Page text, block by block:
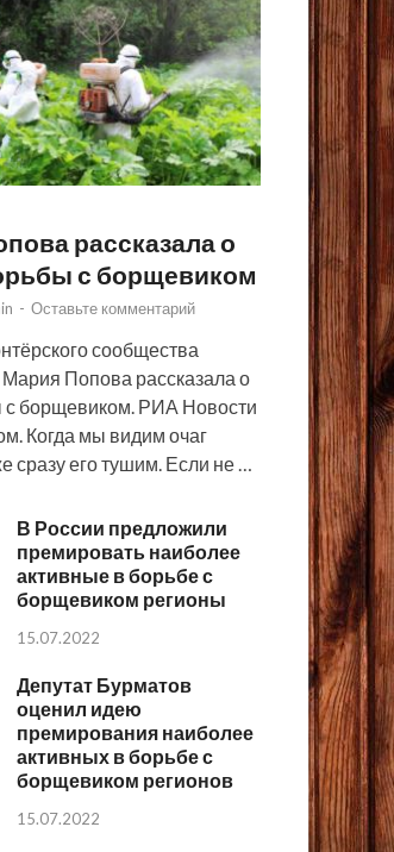
рассказала о
с борщевиком
- Оставьте комментарий
сообщества
Попова рассказала о
с борщевиком. РИА Новости
Когда мы видим очаг
сразу его тушим. Если не …
В России предложили
премировать наиболее
активные в борьбе с
борщевиком регионы
15.07.2022
Депутат Бурматов
оценил идею
премирования наиболее
активных в борьбе с
борщевиком регионов
15.07.2022